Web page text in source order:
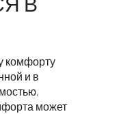
комфорту
и в
может